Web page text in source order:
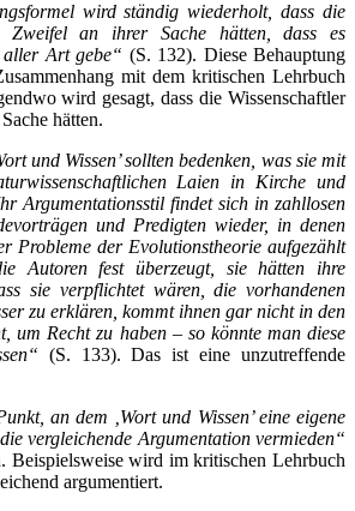
wird ständig wiederholt, dass die
Zweifel an ihrer Sache hätten, dass es
aller Art gebe“ (S. 132). Diese Behauptung
mit dem kritischen Lehrbuch
wird gesagt, dass die Wissenschaftler
hätten.
und Wissen’ sollten bedenken, was sie mit
Laien in Kirche und
Argumentationsstil findet sich in zahllosen
und Predigten wieder, in denen
Probleme der Evolutionstheorie aufgezählt
Autoren fest überzeugt, sie hätten ihre
sie verpflichtet wären, die vorhandenen
zu erklären, kommt ihnen gar nicht in den
um Recht zu haben – so könnte man diese
(S. 133). Das ist eine unzutreffende
an dem ‚Wort und Wissen’ eine eigene
vergleichende Argumentation vermieden“
Beispielsweise wird im kritischen Lehrbuch
argumentiert.